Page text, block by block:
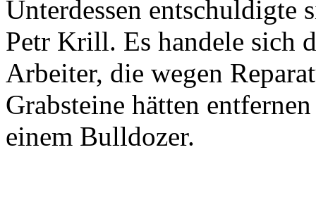
Unterdessen entschuldigte
Petr Krill. Es handele sich
Arbeiter, die wegen
Grabsteine hätten
einem Bulldozer.